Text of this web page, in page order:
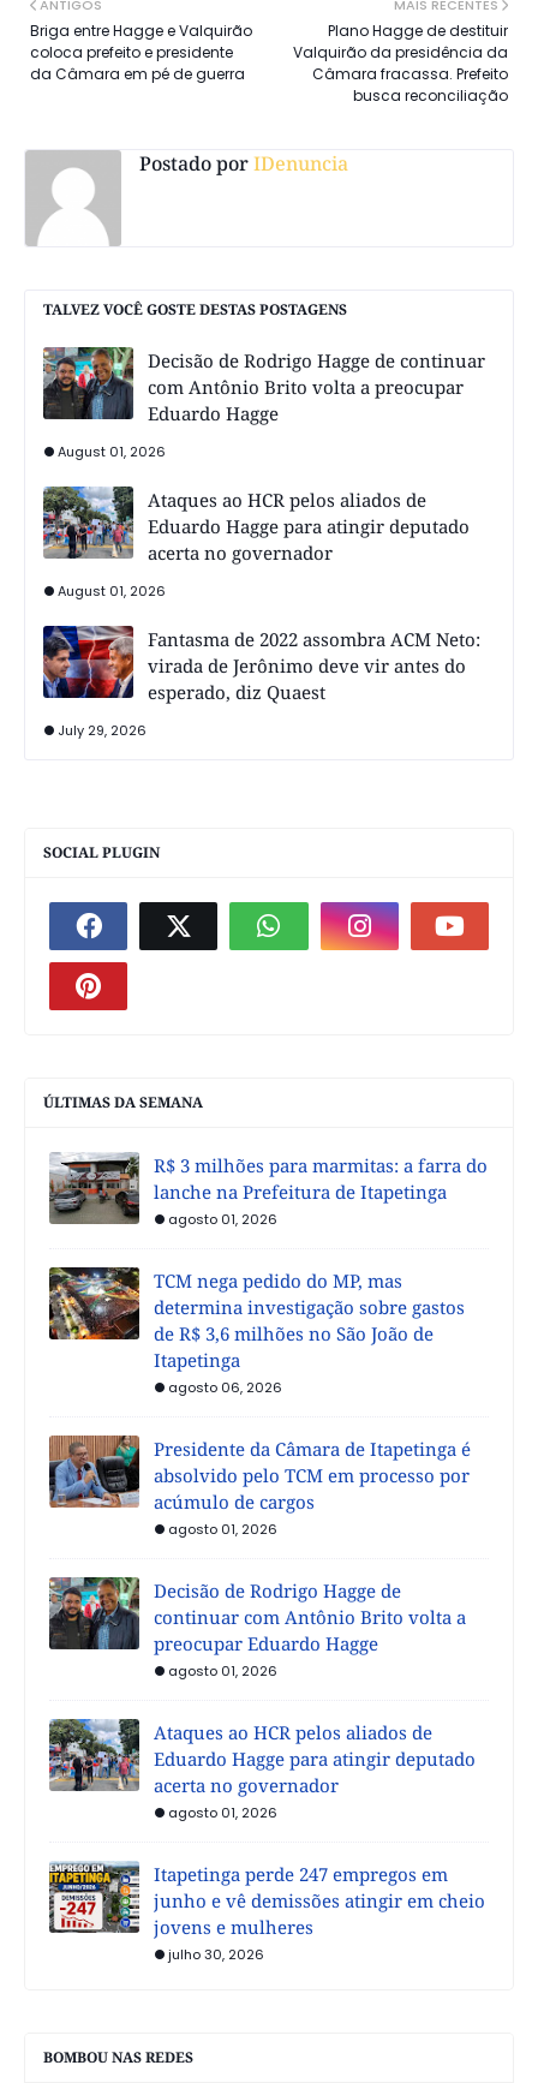
MAIS RECENTES
Plano Hagge de destituir
Valquirão da presidência da
Câmara fracassa. Prefeito
busca reconciliação
ANTIGOS
Briga entre Hagge e Valquirão
coloca prefeito e presidente
da Câmara em pé de guerra
Postado porIDenuncia
TALVEZ VOCÊ GOSTE DESTAS POSTAGENS
Decisão de Rodrigo Hagge de continuar
com Antônio Brito volta a preocupar
Eduardo Hagge
August 01, 2026
Ataques ao HCR pelos aliados de
Eduardo Hagge para atingir deputado
acerta no governador
August 01, 2026
Fantasma de 2022 assombra ACM Neto:
virada de Jerônimo deve vir antes do
esperado, diz Quaest
July 29, 2026
SOCIAL PLUGIN
ÚLTIMAS DA SEMANA
R$ 3 milhões para marmitas: a farra do
lanche na Prefeitura de Itapetinga
agosto 01, 2026
TCM nega pedido do MP, mas
determina investigação sobre gastos
de R$ 3,6 milhões no São João de
Itapetinga
agosto 06, 2026
Presidente da Câmara de Itapetinga é
absolvido pelo TCM em processo por
acúmulo de cargos
agosto 01, 2026
Decisão de Rodrigo Hagge de
continuar com Antônio Brito volta a
preocupar Eduardo Hagge
agosto 01, 2026
Ataques ao HCR pelos aliados de
Eduardo Hagge para atingir deputado
acerta no governador
agosto 01, 2026
Itapetinga perde 247 empregos em
junho e vê demissões atingir em cheio
jovens e mulheres
julho 30, 2026
BOMBOU NAS REDES